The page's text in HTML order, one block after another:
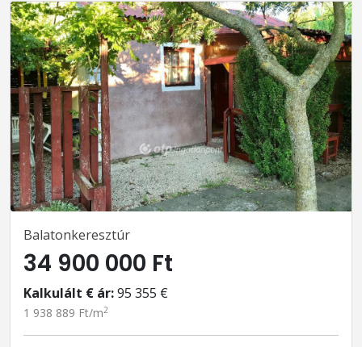
Balatonkeresztúr
34 900 000 Ft
Kalkulált € ár:95 355 €
1 938 889 Ft/m2